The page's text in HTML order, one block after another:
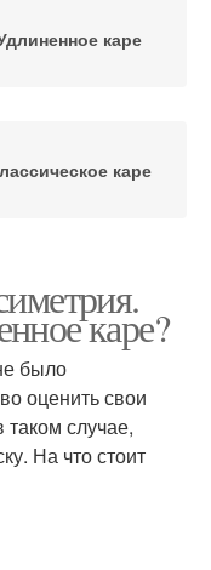
каре
каре
каре?
было
оценить свои
случае,
На что стоит